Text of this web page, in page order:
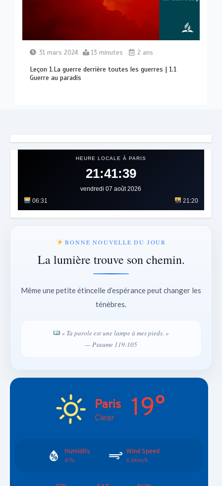
31 mars 2024 13 minutes 2 ans
Leçon 1.La guerre derrière toutes les guerres | 1.1
Guerre au paradis
HEURE LOCALE À PARIS
21:41:43
vendredi 07 août 2026
06:31
21:20
BONNE NOUVELLE DU JOUR
La lumière trouve son chemin.
Même une petite étincelle d’espérance peut changer les
ténèbres.
« Ta parole est une lampe à mes pieds. »
— Psaume 119:105
Paris
Clear 19°
Humidity
41%
Wind Speed
6.5Km/h